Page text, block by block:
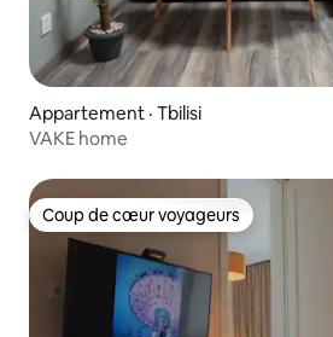
Appartement · Tbilisi
VAKE home
Coup de cœur voyageurs
Coup de cœur voyageurs